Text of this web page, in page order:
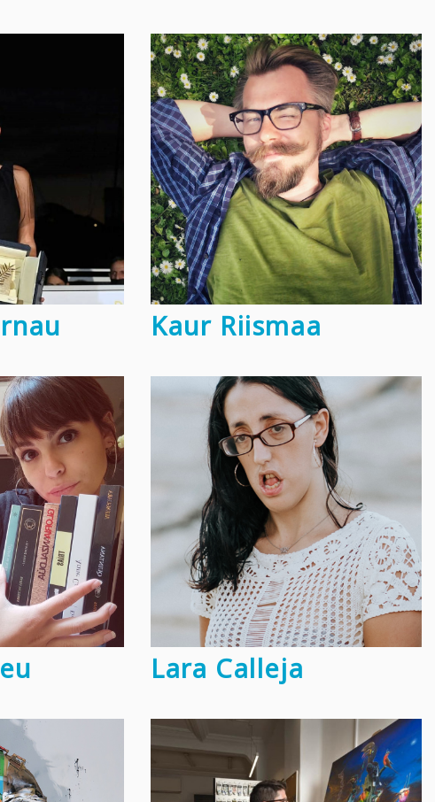
Kaur Riismaa
Lara Calleja